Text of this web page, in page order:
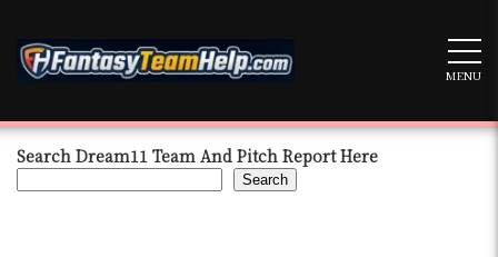
content
MENU
Search Dream11 Team And Pitch Report Here
Search